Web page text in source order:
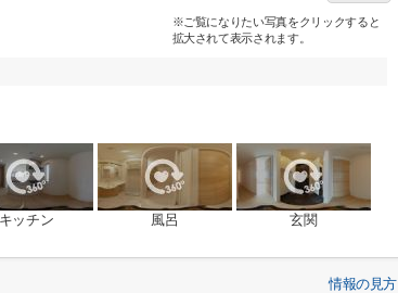
※ご覧になりたい写真をクリックすると
拡大されて表示されます。
キッチン 風呂 玄関
情報の見方